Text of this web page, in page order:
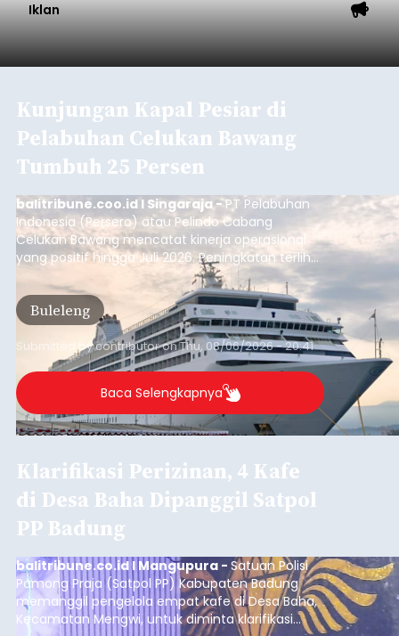
Iklan
Kunjungan Kapal Pesiar di
Pelabuhan Celukan Bawang
Tumbuh 25 Persen
balitribune.coo.id I Singaraja -PT Pelabuhan
Indonesia (Persero) atau Pelindo Cabang
Celukan Bawang mencatat kinerja operasional
yang positif hingga Juli 2026. Peningkatan terlihat
dari arus kapal yang mencapai 1,48 juta Gross
Tonnage (GT), atau tumbuh 12,4 persen
dibandingkan periode yang sama tahun lalu
yang tercatat sebesar 1,32 juta GT.
Buleleng
Submitted bycontributoronThu, 08/06/2026 - 20:41
Baca Selengkapnya
Klarifikasi Perizinan, 4 Kafe
di Desa Baha Dipanggil Satpol
PP Badung
balitribune.co.id I Mangupura - Satuan Polisi
Pamong Praja (Satpol PP) Kabupaten Badung
memanggil pengelola empat kafe di Desa Baha,
Kecamatan Mengwi, untuk diminta klarifikasi